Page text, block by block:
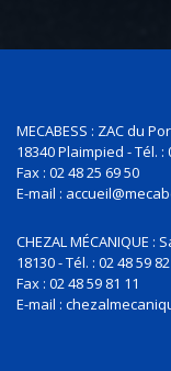
MECABESS : ZAC du
18340 Plaimpied - Tél. :
Fax : 02 48 25 69 50
E-mail :
CHEZAL MÉCANIQUE :
18130 - Tél. : 02 48 59
Fax : 02 48 59 81 11
E-mail :